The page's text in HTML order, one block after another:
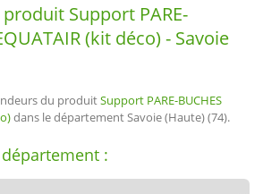
Support PARE-
(kit déco) - Savoie
du produitSupport PARE-BUCHES
dans le département Savoie (Haute) (74).
: